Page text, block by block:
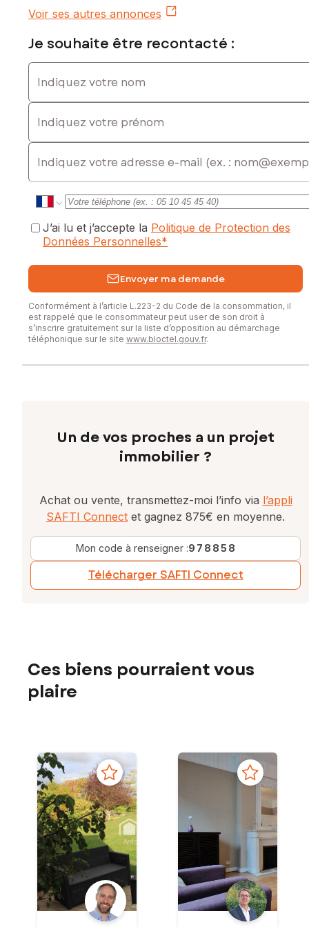
Prix de vente : 172 000 €
0665444842, E-mail : sandra.rodrigues@safti.fr - EI - Agent
commercial immatriculé au RSAC de Saint-Quentin sous le
Voir ses autres annonces
Je souhaite être recontacté :
Indiquez votre nom
Indiquez votre prénom
E-mail
J’ai lu et j’accepte la Politique de Protection des
Données Personnelles*
Envoyer ma demande
Conformément à l’article L.223-2 du Code de la consommation, il
est rappelé que le consommateur peut user de son droit à
s’inscrire gratuitement sur la liste d’opposition au démarchage
téléphonique sur le site www.bloctel.gouv.fr.
Un de vos proches a un projet
immobilier ?
Achat ou vente, transmettez-moi l’info via l’appli
SAFTI Connect et gagnez 875€ en moyenne.
Mon code à renseigner :978858
Télécharger SAFTI Connect
Ces biens pourraient vous
plaire